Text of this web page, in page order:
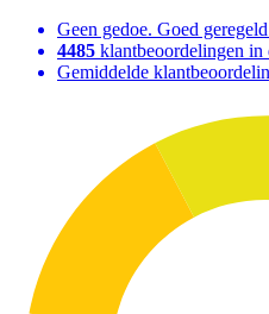
Geen gedoe. Goed
4485 klantbeoordelingen in
Gemiddelde